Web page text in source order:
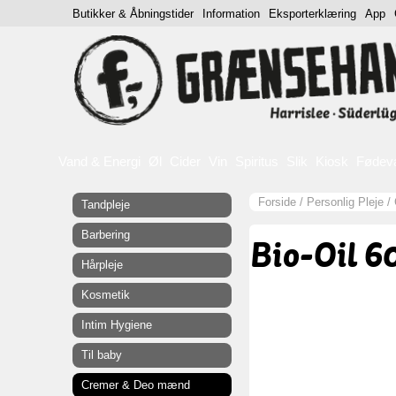
Forside / Personlig Pleje /
Bio-Oil
Tandpleje
Barbering
Hårpleje
Kosmetik
Intim Hygiene
Til baby
Cremer & Deo mænd
Butikker & Åbningstider Information Eksporterklæring App